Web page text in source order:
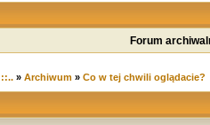
Forum
» Archiwum» Co w tej chwili oglądacie?